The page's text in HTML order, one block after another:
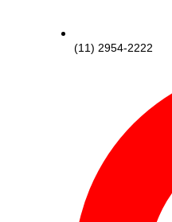
(11) 2954-2222